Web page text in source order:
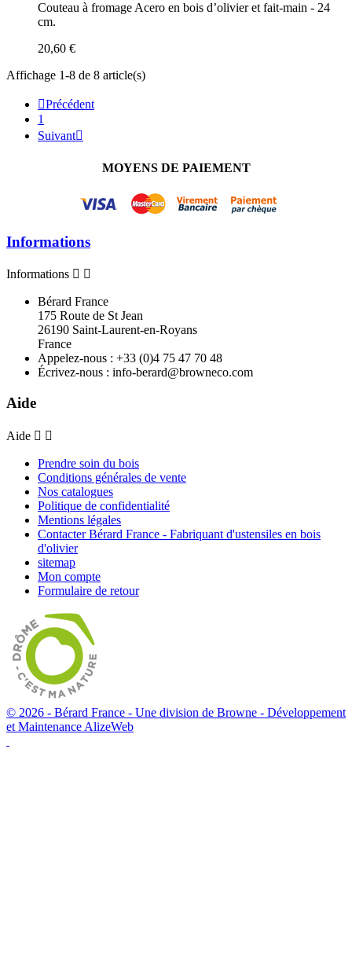
Couteau à fromage Acero en bois d’olivier et fait-main - 24
cm.
20,60 €
Affichage 1-8 de 8 article(s)
Précédent
1
Suivant
MOYENS DE PAIEMENT
Informations
Informations  
Bérard France
175 Route de St Jean
26190 Saint-Laurent-en-Royans
France
Appelez-nous : +33 (0)4 75 47 70 48
Écrivez-nous : info-berard@browneco.com
Aide
Aide  
Prendre soin du bois
Conditions générales de vente
Nos catalogues
Politique de confidentialité
Mentions légales
Contacter Bérard France - Fabriquant d'ustensiles en bois
d'olivier
sitemap
Mon compte
Formulaire de retour
© 2026 - Bérard France - Une division de Browne - Développement
et Maintenance AlizeWeb